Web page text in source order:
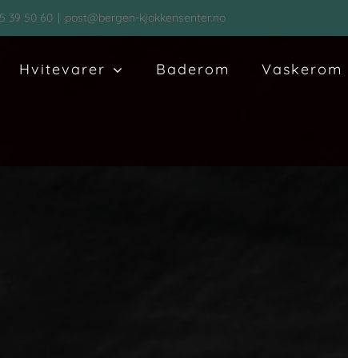
39 50 60 | post@bergen-kjokkensenter.no
Hvitevarer Baderom Vaskerom